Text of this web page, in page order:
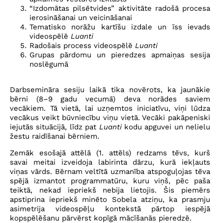
“Izdomātas pilsētvides” aktivitāte radošā procesa
ierosināšanai un veicināšanai
Tematisko norāžu kartīšu izdale un īss ievads
videospēlē Luanti
Radošais process videospēlē Luanti
Grupas pārdomu un pieredzes apmaiņas sesija
noslēgumā
Darbsemināra sesiju laikā tika novērots, ka jaunākie
bērni (8–9 gadu vecumā) deva norādes saviem
vecākiem. Tā vietā, lai uzņemtos iniciatīvu, viņi lūdza
vecākus veikt būvniecību viņu vietā. Vecāki pakāpeniski
iejutās situācijā, līdz pat Luantikodu apguvei un nelielu
žestu raidīšanai bērniem.
Zemāk esošajā attēlā (1. attēls) redzams tēvs, kurš
savai meitai izveidoja labirinta dārzu, kurā iekļauts
viņas vārds. Bērnam veltītā uzmanība atspoguļojas tēva
spējā izmantot programmatūru, kuru viņš, pēc paša
teiktā, nekad iepriekš nebija lietojis. Šis piemērs
apstiprina iepriekš minēto Sobela atziņu, ka prasmju
asimetrija videospēļu kontekstā pārtop iespējā
kopspēlēšanu pārvērst kopīgā mācīšanās pieredzē.